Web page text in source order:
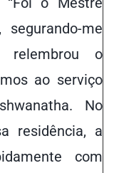
me
relembrou o
ao serviço
No
residência, a
com